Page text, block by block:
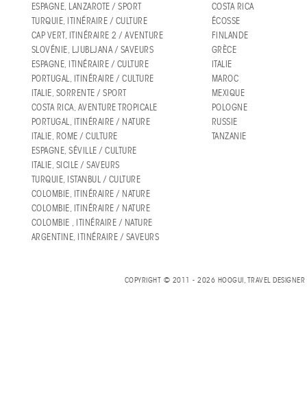
ESPAGNE, LANZAROTE / SPORT
TURQUIE, ITINÉRAIRE / CULTURE
CAP VERT, ITINÉRAIRE 2 / AVENTURE
SLOVÉNIE, LJUBLJANA / SAVEURS
ESPAGNE, ITINÉRAIRE / CULTURE
PORTUGAL, ITINÉRAIRE / CULTURE
ITALIE, SORRENTE / SPORT
COSTA RICA, AVENTURE TROPICALE
PORTUGAL, ITINÉRAIRE / NATURE
ITALIE, ROME / CULTURE
ESPAGNE, SÉVILLE / CULTURE
ITALIE, SICILE / SAVEURS
TURQUIE, ISTANBUL / CULTURE
COLOMBIE, ITINÉRAIRE / NATURE
COLOMBIE, ITINÉRAIRE / NATURE
COLOMBIE , ITINÉRAIRE / NATURE
ARGENTINE, ITINÉRAIRE / SAVEURS
COSTA RICA
ÉCOSSE
FINLANDE
GRÈCE
ITALIE
MAROC
MEXIQUE
POLOGNE
RUSSIE
TANZANIE
COPYRIGHT © 2011 - 2026 HOOGUI, TRAVEL DESIGNER